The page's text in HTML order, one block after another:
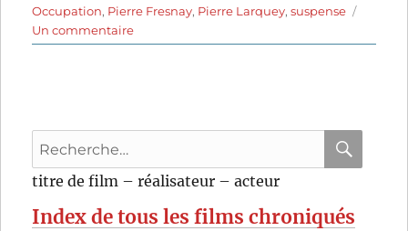
Occupation, Pierre Fresnay, Pierre Larquey,suspense
Un commentairesur
Le
Recherche
pour
titre de film – réalisateur – acteur
Index de tous les films chroniqués